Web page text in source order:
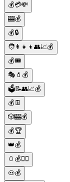
💰💳💸
🎰💰
💰🔒
🧑‍👩‍👧‍👦👥📈💰
💰🎟️
🎭💄💰
🗳️📝👥📈💰
💰👖
🎲🎰💰
💰🏆
👑💰
🥚💰🕵️‍♀️
🐽💰